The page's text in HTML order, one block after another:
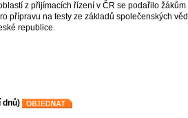
z přijímacích řízení v ČR se podařilo žákům
přípravu na testy ze základů společenských věd
republice.
dnů)